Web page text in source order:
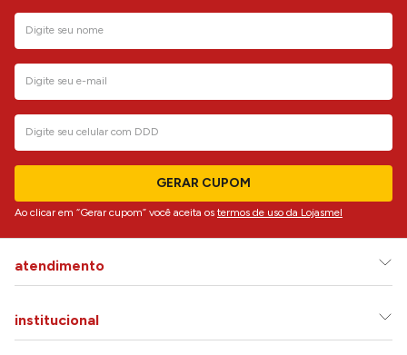
GERAR CUPOM
Ao clicar em “Gerar cupom” você aceita os termos de uso da Lojasmel
atendimento
institucional